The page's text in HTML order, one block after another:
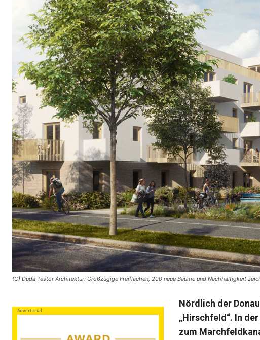
(C) Duda Testor Architektur: Großzügige Freiflächen, 200 neue Bäume und Nachhaltigkeit
Advertorial
Nördlich der
„Hirschfeld“. In
zum